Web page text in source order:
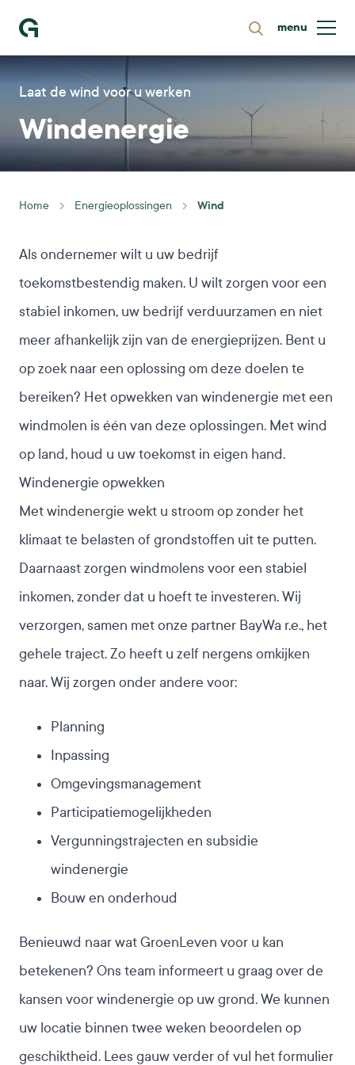
Zoeken
menu
Laat de wind voor u werken
Windenergie
Home Energieoplossingen Wind
Als ondernemer wilt u uw bedrijf
toekomstbestendig maken. U wilt zorgen voor een
stabiel inkomen, uw bedrijf verduurzamen en niet
meer afhankelijk zijn van de energieprijzen. Bent u
op zoek naar een oplossing om deze doelen te
bereiken? Het opwekken van windenergie met een
windmolen is één van deze oplossingen. Met wind
op land, houd u uw toekomst in eigen hand.
Windenergie opwekken
Met windenergie wekt u stroom op zonder het
klimaat te belasten of grondstoffen uit te putten.
Daarnaast zorgen windmolens voor een stabiel
inkomen, zonder dat u hoeft te investeren. Wij
verzorgen, samen met onze partner BayWa r.e., het
gehele traject. Zo heeft u zelf nergens omkijken
naar. Wij zorgen onder andere voor:
Planning
Inpassing
Omgevingsmanagement
Participatiemogelijkheden
Vergunningstrajecten en subsidie
windenergie
Bouw en onderhoud
Benieuwd naar wat GroenLeven voor u kan
betekenen? Ons team informeert u graag over de
kansen voor windenergie op uw grond. We kunnen
uw locatie binnen twee weken beoordelen op
geschiktheid. Lees gauw verder of vul het formulier